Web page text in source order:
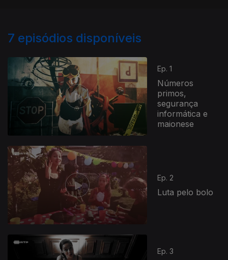
7 episódios disponíveis
Ep. 1
Números
primos,
segurança
informática e
maionese
Ep. 2
Luta pelo bolo
Ep. 3